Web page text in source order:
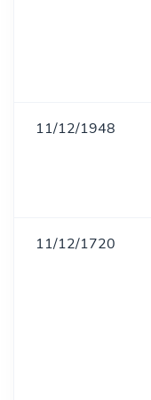
11/12/1948
11/12/1720